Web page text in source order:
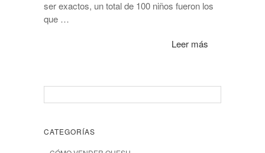
ser exactos, un total de 100 niños fueron los
que …
Leer más
CATEGORÍAS